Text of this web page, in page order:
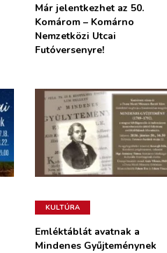
Már jelentkezhet az 50.
Komárom – Komárno
Nemzetközi Utcai
Futóversenyre!
KULTÚRA
Emléktáblát avatnak a
Mindenes Gyűjteménynek